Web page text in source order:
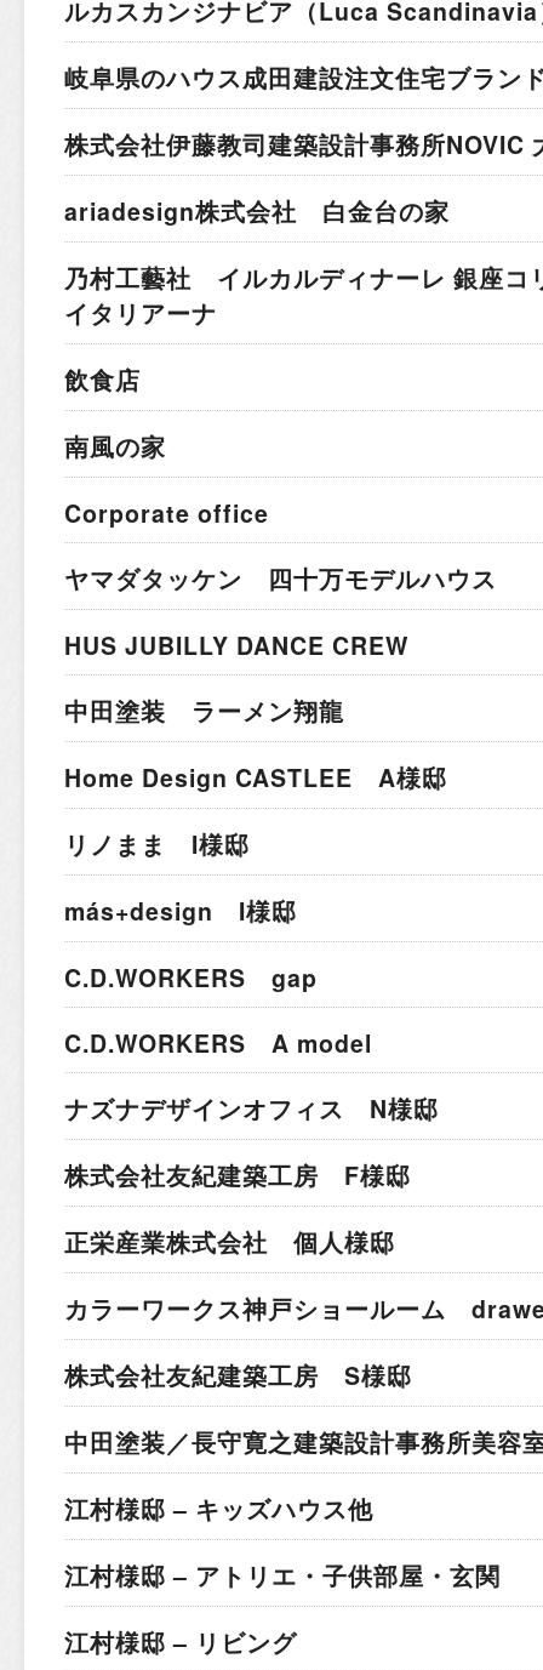
ルカスカンジナビア （Luca
岐阜県のハウス成田建設注文住宅ブラン
株式会社伊藤教司建築設計事務所NOVIC
ariadesign株式会社 白金台の家
乃村工藝社 イルカルディナーレ 銀座
イタリアーナ
飲食店
南風の家
Corporate office
ヤマダタッケン 四十万モデルハウス
HUS JUBILLY DANCE CREW
中田塗装 ラーメン翔龍
Home Design CASTLEE A様邸
リノまま I様邸
más+design I様邸
C.D.WORKERS gap
C.D.WORKERS A model
ナズナデザインオフィス N様邸
株式会社友紀建築工房 F様邸
正栄産業株式会社 個人様邸
カラーワークス神戸ショールーム
株式会社友紀建築工房 S様邸
中田塗装／長守寛之建築設計事務所美容
江村様邸 – キッズハウス他
江村様邸 – アトリエ・子供部屋・玄関
江村様邸 – リビング